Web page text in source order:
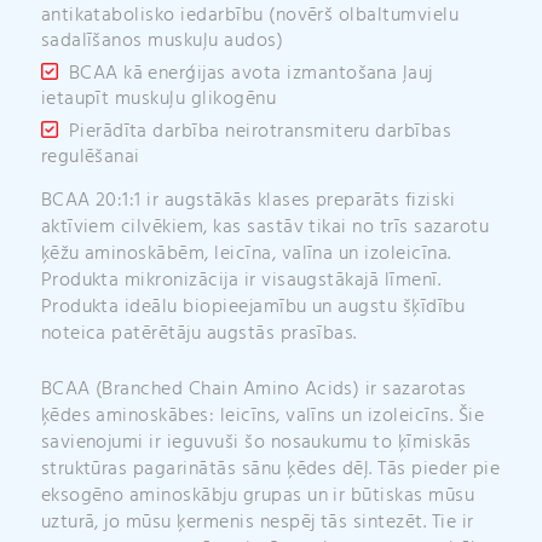
antikatabolisko iedarbību (novērš olbaltumvielu
sadalīšanos muskuļu audos)
BCAA kā enerģijas avota izmantošana ļauj
ietaupīt muskuļu glikogēnu
Pierādīta darbība neirotransmiteru darbības
regulēšanai
BCAA 20:1:1 ir augstākās klases preparāts fiziski
aktīviem cilvēkiem, kas sastāv tikai no trīs sazarotu
ķēžu aminoskābēm, leicīna, valīna un izoleicīna.
Produkta mikronizācija ir visaugstākajā līmenī.
Produkta ideālu biopieejamību un augstu šķīdību
noteica patērētāju augstās prasības.
BCAA (Branched Chain Amino Acids) ir sazarotas
ķēdes aminoskābes: leicīns, valīns un izoleicīns. Šie
savienojumi ir ieguvuši šo nosaukumu to ķīmiskās
struktūras pagarinātās sānu ķēdes dēļ. Tās pieder pie
eksogēno aminoskābju grupas un ir būtiskas mūsu
uzturā, jo mūsu ķermenis nespēj tās sintezēt. Tie ir